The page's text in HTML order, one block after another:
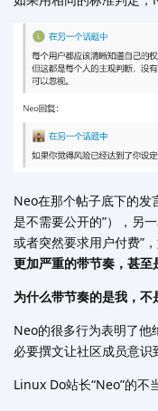
Neo在那个帖子底下的发
是不需要公开的”），另
或者突然要求用户付费”
更加严重的带节奏，甚至
为什么带节奏的是我，不
Neo的很多行为表明了他
必要撰文让社区成员意识
Linux Do站长“Neo”的不